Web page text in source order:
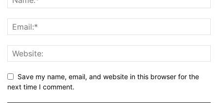
Save my name, email, and website in this browser for the
next time I comment.